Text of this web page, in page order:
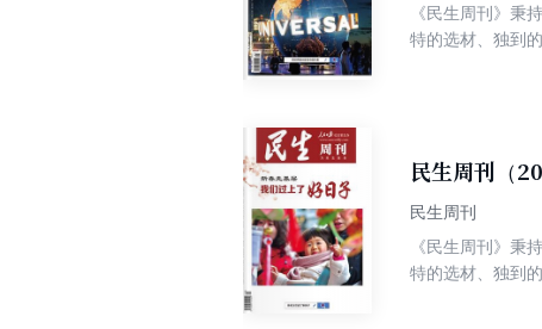
《民生周刊》秉
特的选材、独到
民生周刊（
民生周刊
《民生周刊》秉
特的选材、独到